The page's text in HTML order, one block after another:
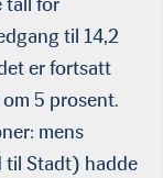
til 14,2
er fortsatt
5 prosent.
mens
til Stadt) hadde